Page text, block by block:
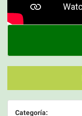
Categoría: